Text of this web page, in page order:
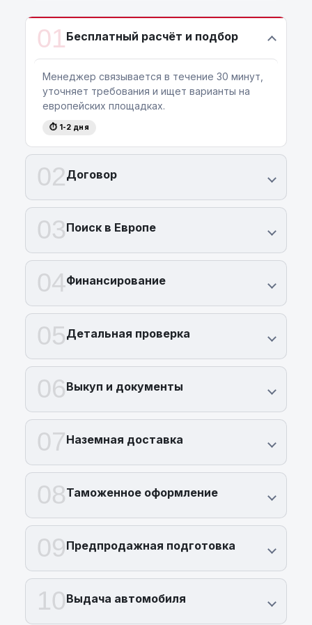
01Бесплатный расчёт и подбор
Менеджер связывается в течение 30 минут,
уточняет требования и ищет варианты на
европейских площадках.
⏱ 1-2 дня
02Договор
03Поиск в Европе
04Финансирование
05Детальная проверка
06Выкуп и документы
07Наземная доставка
08Таможенное оформление
09Предпродажная подготовка
10Выдача автомобиля